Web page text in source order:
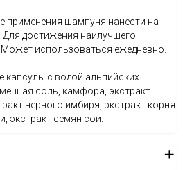
применения шампуня нанести на
Для достижения наилучшего
использоваться ежедневно.
капсулы с водой альпийских
соль, камфора, экстракт
черного имбиря, экстракт корня
экстракт семян сои.